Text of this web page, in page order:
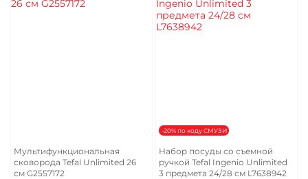
Мультифункциональная
сковорода Tefal Unlimited 26
см G2557172
-20% по коду СМУЗИ
Набор посуды со съемной
ручкой Tefal Ingenio Unlimited
3 предмета 24/28 см L7638942